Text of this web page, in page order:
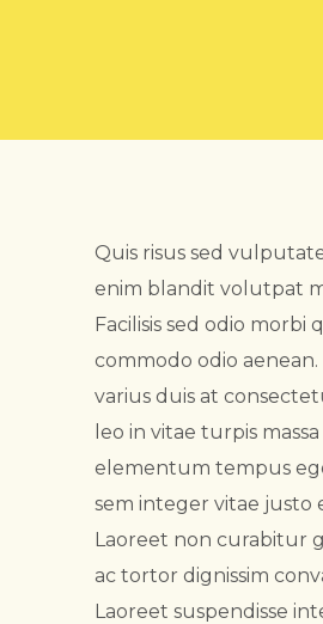
Quis risus sed
enim blandit volutpat
Facilisis sed odio morbi
commodo odio
varius duis at
leo in vitae turpis massa
elementum tempus
sem integer vitae justo
Laoreet non curabitur
ac tortor dignissim
Laoreet suspendisse